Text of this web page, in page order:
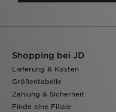
Shopping bei JD
Lieferung & Kosten
Größentabelle
Zahlung & Sicherheit
Finde eine Filiale